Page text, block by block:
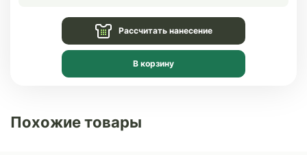
Рассчитать нанесение
В корзину
Похожие товары